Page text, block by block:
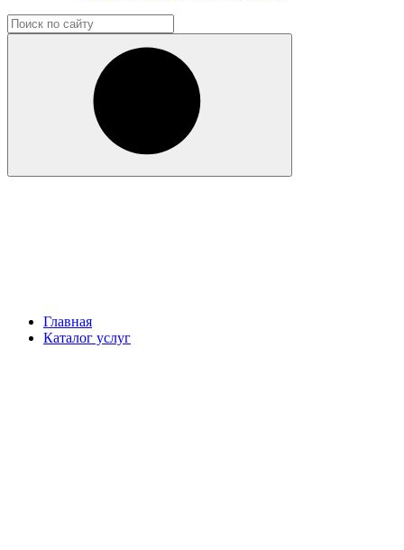
Главная
Каталог услуг